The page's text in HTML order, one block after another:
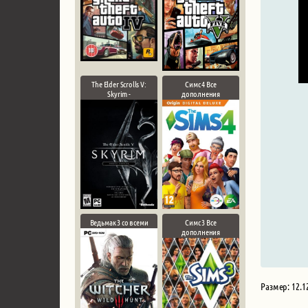
The Elder Scrolls V:
Skyrim -
Симс 4 Все
дополнения
Ведьмак 3 со всеми
Симс 3 Все
дополнения
Размер: